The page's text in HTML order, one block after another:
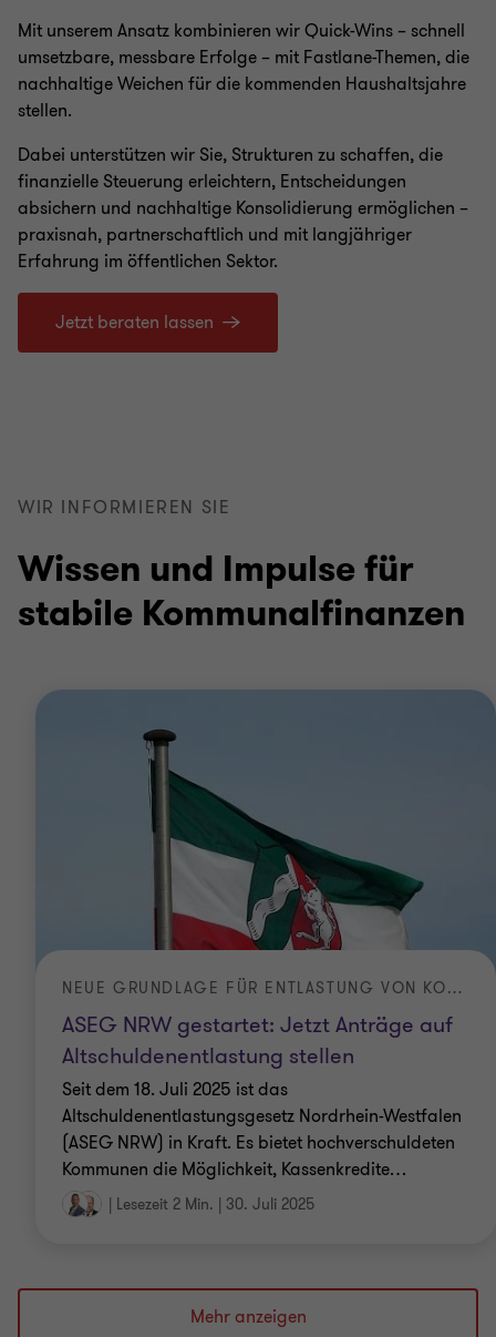
Mit unserem Ansatz kombinieren wir Quick-Wins – schnell
umsetzbare, messbare Erfolge – mit Fastlane-Themen, die
nachhaltige Weichen für die kommenden Haushaltsjahre
stellen.
Dabei unterstützen wir Sie, Strukturen zu schaffen, die
finanzielle Steuerung erleichtern, Entscheidungen
absichern und nachhaltige Konsolidierung ermöglichen –
praxisnah, partnerschaftlich und mit langjähriger
Erfahrung im öffentlichen Sektor.
Jetzt beraten lassen
WIR INFORMIEREN SIE
Wissen und Impulse für
stabile Kommunalfinanzen
ASEG NRW gestartet: Jetzt Anträge auf
Altschuldenentlastung stellen
NEUE GRUNDLAGE FÜR ENTLASTUNG VON KOMMUNEN
Seit dem 18. Juli 2025 ist das
Altschuldenentlastungsgesetz Nordrhein-Westfalen
(ASEG NRW) in Kraft. Es bietet hochverschuldeten
Kommunen die Möglichkeit, Kassenkredite…
| Lesezeit 2 Min. | 30. Juli 2025
Mehr anzeigen